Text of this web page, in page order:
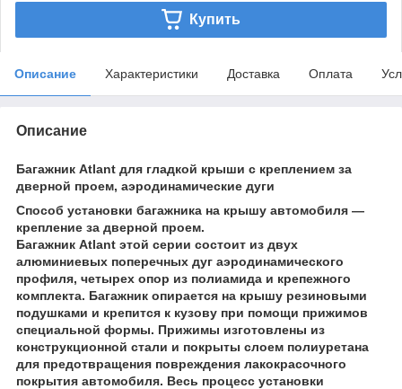
Купить
Описание Характеристики Доставка Оплата
Описание
Багажник Atlant для гладкой крыши с креплением за
дверной проем, аэродинамические дуги
Способ установки багажника на крышу автомобиля —
крепление за дверной проем.
Багажник Atlant этой серии состоит из двух
алюминиевых поперечных дуг аэродинамического
профиля, четырех опор из полиамида и крепежного
комплекта. Багажник опирается на крышу резиновыми
подушками и крепится к кузову при помощи прижимов
специальной формы. Прижимы изготовлены из
конструкционной стали и покрыты слоем полиуретана
для предотвращения повреждения лакокрасочного
покрытия автомобиля. Весь процесс установки